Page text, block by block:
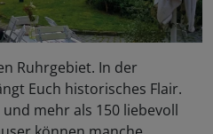
Ruhrgebiet. In der
Euch historisches Flair.
mehr als 150 liebevoll